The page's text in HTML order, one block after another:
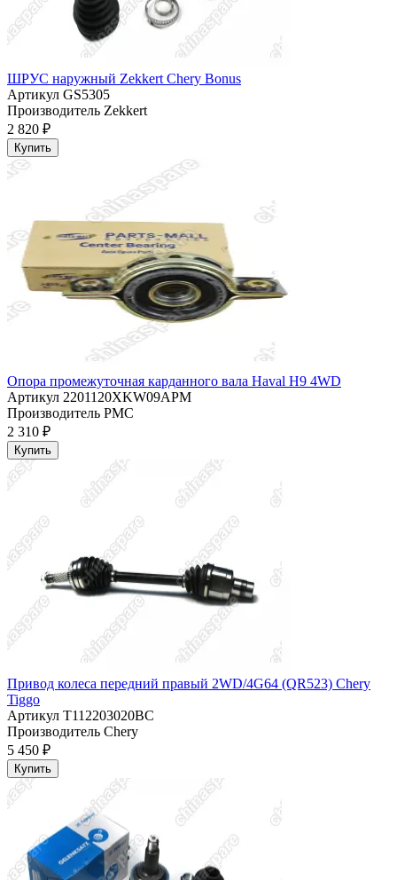
ШРУС наружный Zekkert Chery Bonus
Артикул GS5305
Производитель Zekkert
2 820 ₽
Купить
Опора промежуточная карданного вала Haval H9 4WD
Артикул 2201120XKW09APM
Производитель PMC
2 310 ₽
Купить
Привод колеса передний правый 2WD/4G64 (QR523) Chery
Tiggo
Артикул T112203020BC
Производитель Chery
5 450 ₽
Купить